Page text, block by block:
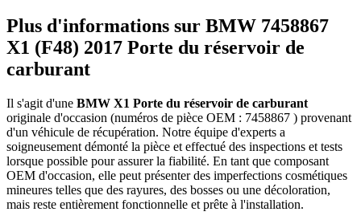
Plus d'informations sur BMW 7458867
X1 (F48) 2017 Porte du réservoir de
carburant
Il s'agit d'une BMW X1 Porte du réservoir de carburant
originale d'occasion (numéros de pièce OEM : 7458867 ) provenant
d'un véhicule de récupération. Notre équipe d'experts a
soigneusement démonté la pièce et effectué des inspections et tests
lorsque possible pour assurer la fiabilité. En tant que composant
OEM d'occasion, elle peut présenter des imperfections cosmétiques
mineures telles que des rayures, des bosses ou une décoloration,
mais reste entièrement fonctionnelle et prête à l'installation.